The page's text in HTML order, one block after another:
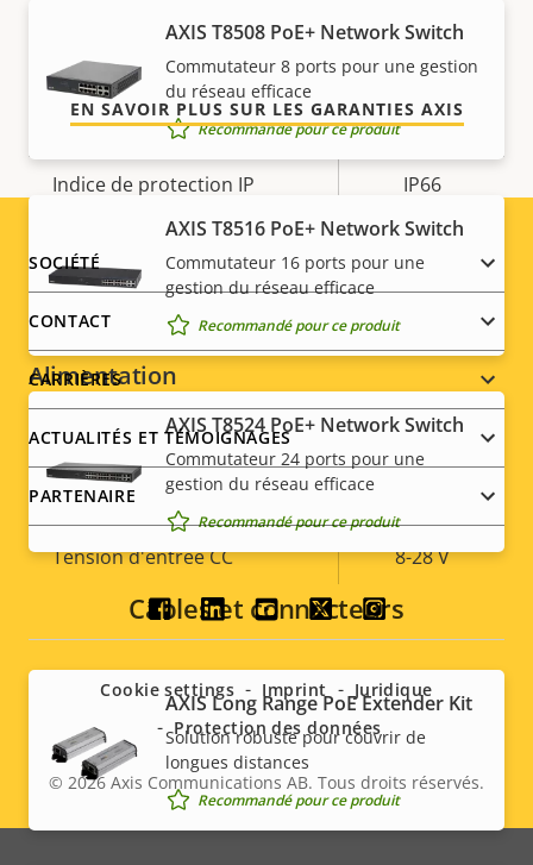
Utilisable en extérieur Oui
Indice de protection contre
le vandalisme
IK10
Indice de protection IP IP66
Conçu pour être repeint –
Développement durable PVC free
Alimentation
Description
de la
propriété
Valeur de
la
Puissance (max.)
Puissance (moyenne)
Tension d'entrée CC 8-28 V
AXIS T8508 PoE+ Network Switch
Commutateur 8 ports pour une gestion
du réseau efficace
Recommandé pour ce produit
AXIS T8516 PoE+ Network Switch
Commutateur 16 ports pour une
gestion du réseau efficace
Recommandé pour ce produit
AXIS T8524 PoE+ Network Switch
Commutateur 24 ports pour une
gestion du réseau efficace
Recommandé pour ce produit
Câbles et connecteurs
AXIS Long Range PoE Extender Kit
Solution robuste pour couvrir de
longues distances
Recommandé pour ce produit
EN SAVOIR PLUS SUR LES GARANTIES AXIS
Footer
menu
SOCIÉTÉ
CONTACT
CARRIÈRES
ACTUALITÉS ET TÉMOIGNAGES
PARTENAIRE
Social
menu
Legal
© 2026 Axis Communications AB. Tous droits réservés.
Cookie settings Imprint
Juridique
Protection des données